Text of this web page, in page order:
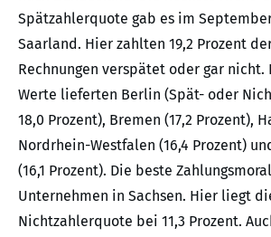
Spätzahlerquote gab es im
Saarland. Hier zahlten 19,2 Prozent
Rechnungen verspätet oder gar nicht.
Werte lieferten Berlin (Spät- oder
18,0 Prozent), Bremen (17,2 Prozent),
Nordrhein-Westfalen (16,4 Prozent)
(16,1 Prozent). Die beste
Unternehmen in Sachsen. Hier liegt
Nichtzahlerquote bei 11,3 Prozent.